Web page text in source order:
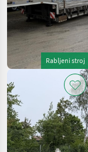
Poljoprivredna
tehnika
Prikolice I
Transportna
Vozila
Drzac
ODABERITE
KATEGORIJU
Humbaur
Rabljeni stroj